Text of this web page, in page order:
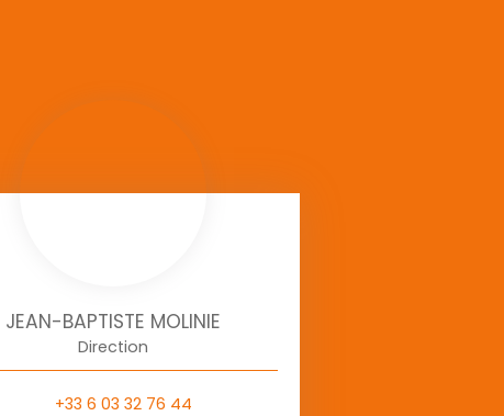
JEAN-BAPTISTE MOLINIE
Direction
+33 6 03 32 76 44